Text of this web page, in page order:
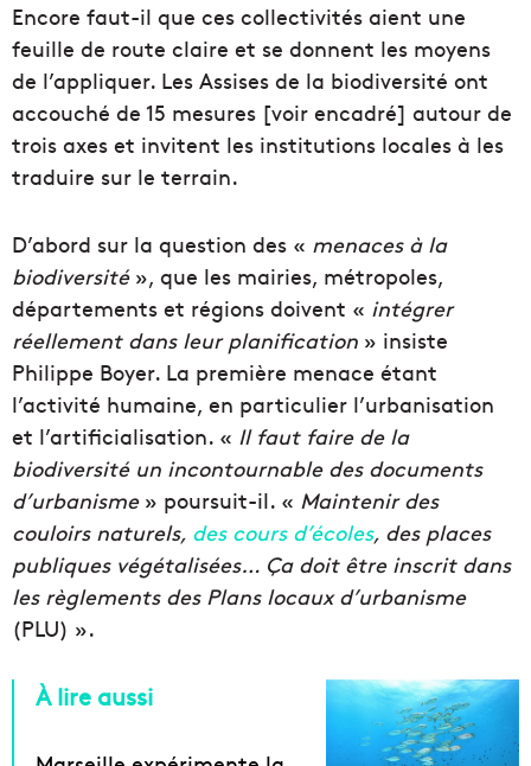
Encore faut-il que ces collectivités aient une
feuille de route claire et se donnent les moyens
de l’appliquer. Les Assises de la biodiversité ont
accouché de 15 mesures [voir encadré] autour de
trois axes et invitent les institutions locales à les
traduire sur le terrain.
D’abord sur la question des « menaces à la
biodiversité», que les mairies, métropoles,
départements et régions doivent « intégrer
réellement dans leur planification » insiste
Philippe Boyer. La première menace étant
l’activité humaine, en particulier l’urbanisation
et l’artificialisation. « Il faut faire de la
biodiversité un incontournable des documents
d’urbanisme» poursuit-il. « Maintenir des
couloirs naturels, des cours d’écoles, des places
publiques végétalisées… Ça doit être inscrit dans
les règlements des Plans locaux d’urbanisme
(PLU) ».
À lire aussi